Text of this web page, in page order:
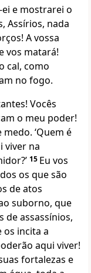
ei e mostrarei o
Assírios, nada
A vossa
vos matará!
cal, como
no fogo.
Vocês
o meu poder!
‘Quem é
viver na
15 Eu vos
os que são
de atos
suborno, que
de assassínios,
os incita a
aqui viver!
fortalezas e